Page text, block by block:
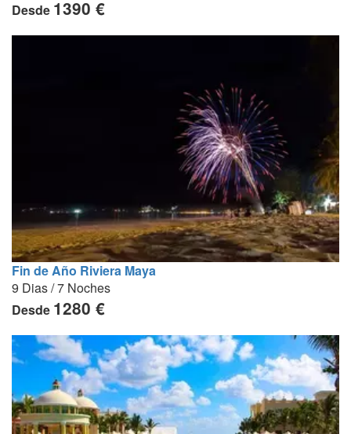
Desde 1390 €
Fin de Año Riviera Maya
9 Dias / 7 Noches
Desde 1280 €